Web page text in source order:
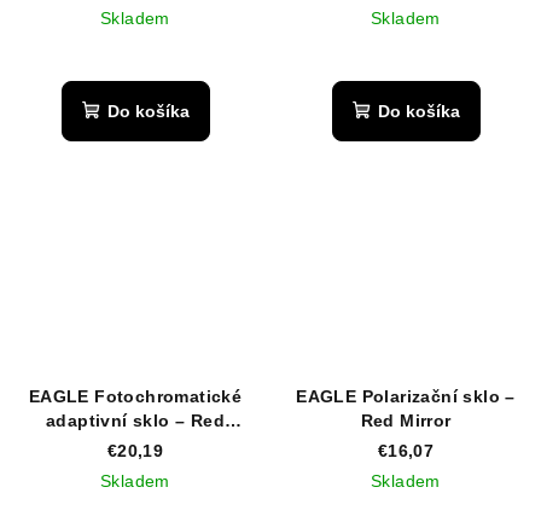
Skladem
Do košíka
Skladem
Do košíka
EAGLE Fotochromatické
adaptivní sklo – Red
Mirror
€20,19
Skladem
EAGLE Polarizační sklo –
Red Mirror
€16,07
Skladem